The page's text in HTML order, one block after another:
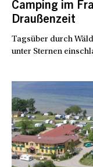
Camping im
Draußenzeit
Tagsüber durch
unter Sternen